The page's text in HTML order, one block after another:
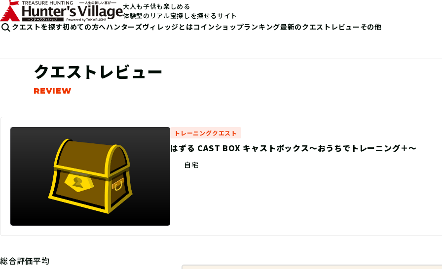
大人も子供も楽しめる
体験型のリアル宝探しを探せるサイト
クエストを探す初めての方へハンターズヴィレッジとはコインショップランキング最新のクエストレビューその他
クエストレビュー
トレーニングクエスト
はずる CAST BOX キャストボックス〜おうちでトレーニング＋〜
自宅
総合評価平均